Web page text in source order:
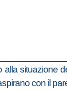
situazione
con il